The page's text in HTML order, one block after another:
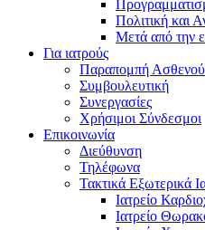
Πολιτική και
Μετά από την
Για ιατρούς
Παραπομπή
Συμβουλευτική
Συνεργασίες
Χρήσιμοι Σύνδεσμοι
Επικοινωνία
Διεύθυνση
Τηλέφωνα
Τακτικά Εξωτερικά
Ιατρείο
Ιατρείο